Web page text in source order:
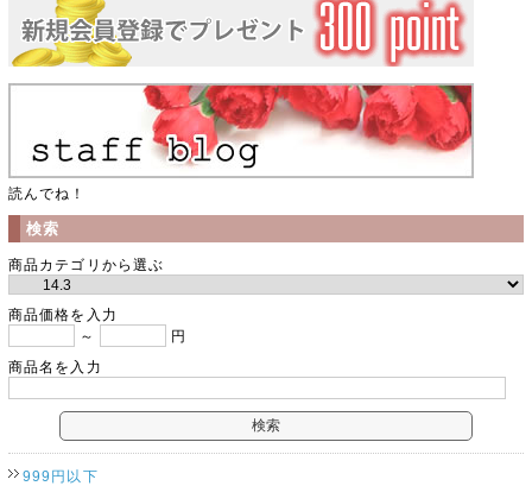
読んでね！
検索
商品カテゴリから選ぶ
商品価格を入力
～
円
商品名を入力
999円以下